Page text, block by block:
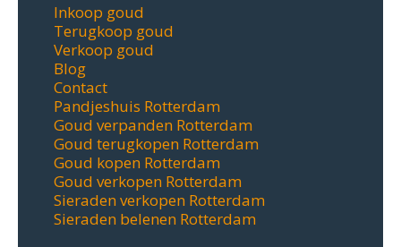
Inkoop goud
Terugkoop goud
Verkoop goud
Blog
Contact
Pandjeshuis Rotterdam
Goud verpanden Rotterdam
Goud terugkopen Rotterdam
Goud kopen Rotterdam
Goud verkopen Rotterdam
Sieraden verkopen Rotterdam
Sieraden belenen Rotterdam